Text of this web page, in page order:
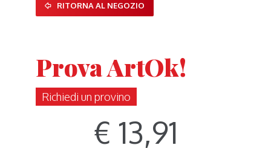
RITORNA AL NEGOZIO
Prova ArtOk!
Richiedi un provino
€ 13,91